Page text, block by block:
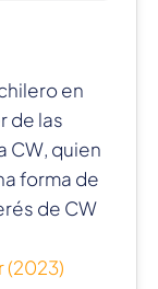
en
de las
CW, quien
forma de
de CW
(2023)